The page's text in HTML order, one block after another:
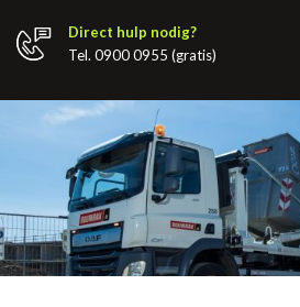
Direct hulp nodig?
Tel. 0900 0955 (gratis)